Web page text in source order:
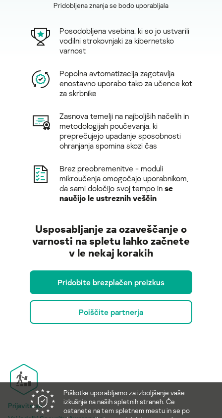
Pridobljena znanja se bodo uporabljala
Posodobljena vsebina, ki so jo ustvarili
vodilni strokovnjaki za kibernetsko
varnost
Popolna avtomatizacija zagotavlja
enostavno uporabo tako za učence kot
za skrbnike
Zasnova temelji na najboljših načelih in
metodologijah poučevanja, ki
preprečujejo upadanje sposobnosti
ohranjanja spomina skozi čas
Brez preobremenitve - moduli
mikroučenja omogočajo uporabnikom,
da sami določijo svoj tempo in se
naučijo le ustreznih veščin
Usposabljanje za ozaveščanje o
varnosti na spletu lahko začnete
v le nekaj korakih
Pridobite brezplačen preizkus
Poiščite partnerja
Prijavite se
Piškotke uporabljamo za izboljšanje vaše
izkušnje na naših spletnih straneh. Če
ostanete na tem spletnem mestu in se po